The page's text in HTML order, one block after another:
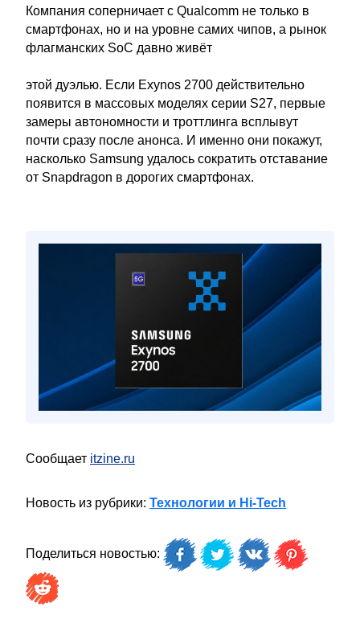
Компания соперничает с Qualcomm не только в
смартфонах, но и на уровне самих чипов, а рынок
флагманских SoC давно живёт
этой дуэлью. Если Exynos 2700 действительно
появится в массовых моделях серии S27, первые
замеры автономности и троттлинга всплывут
почти сразу после анонса. И именно они покажут,
насколько Samsung удалось сократить отставание
от Snapdragon в дорогих смартфонах.
Сообщает itzine.ru
Новость из рубрики: Технологии и Hi-Tech
Поделиться новостью: